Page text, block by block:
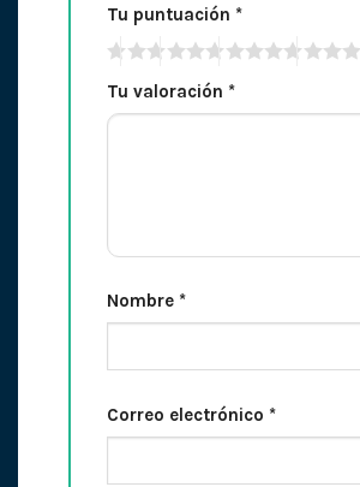
Tu puntuación *
Tu valoración *
Nombre *
Correo electrónico *